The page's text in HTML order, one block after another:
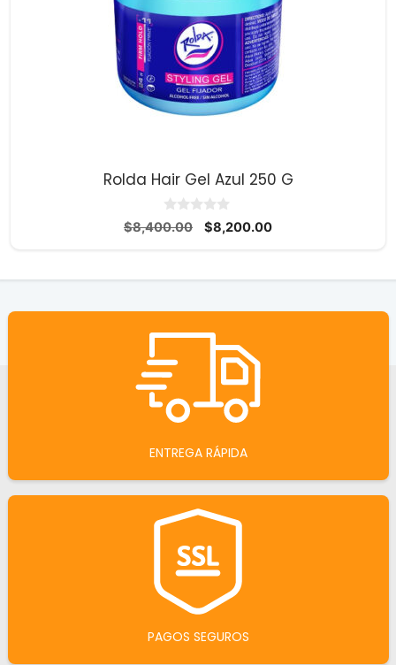
Rolda Hair Gel Azul 250 G
0
d
$8,400.00
El
era:
$8,200.00El
es:
ENTREGA RÁPIDA
PAGOS SEGUROS